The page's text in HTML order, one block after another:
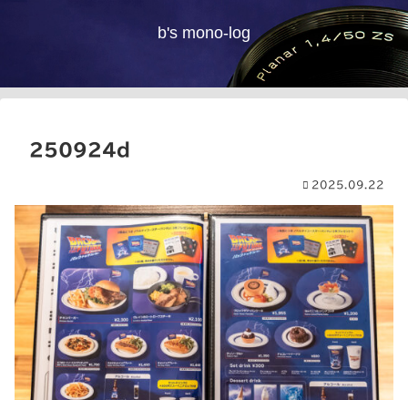
b's mono-log
250924d
2025.09.22